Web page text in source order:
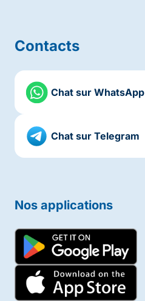
Contacts
Chat sur WhatsApp
Chat sur Telegram
Nos applications